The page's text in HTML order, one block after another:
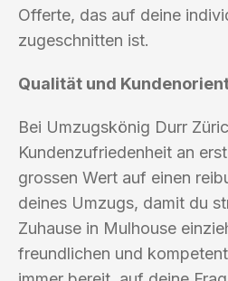
Offerte, das auf deine
zugeschnitten ist.
Qualität und
Bei Umzugskönig Durr
Kundenzufriedenheit an
grossen Wert auf einen
deines Umzugs, damit du
Zuhause in Mulhouse
freundlichen und